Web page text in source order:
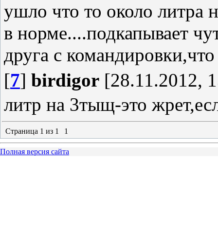
ушло что то около литра
в норме....подкапывает
друга с
[7] birdigor [28.11.2012,
литр на 3тыщ-это
Страница 1 из 1 1
Полная версия сайта